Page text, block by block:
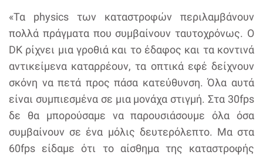
«Τα physics των καταστροφών περιλαμβάνουν
πολλά πράγματα που συμβαίνουν ταυτοχρόνως. Ο
DK ρίχνει μια γροθιά και το έδαφος και τα κοντινά
αντικείμενα καταρρέουν, τα οπτικά εφέ δείχνουν
σκόνη να πετά προς πάσα κατεύθυνση. Όλα αυτά
είναι συμπιεσμένα σε μια μονάχα στιγμή. Στα 30fps
δε θα μπορούσαμε να παρουσιάσουμε όλα όσα
συμβαίνουν σε ένα μόλις δευτερόλεπτο. Μα στα
60fps είδαμε ότι το αίσθημα της καταστροφής